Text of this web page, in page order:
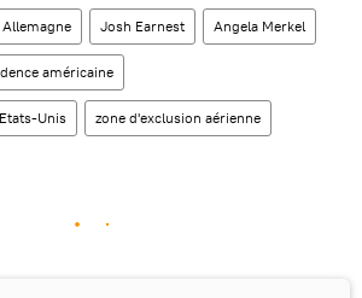
Allemagne Josh Earnest Angela Merkel
américaine
Unis zone d'exclusion aérienne